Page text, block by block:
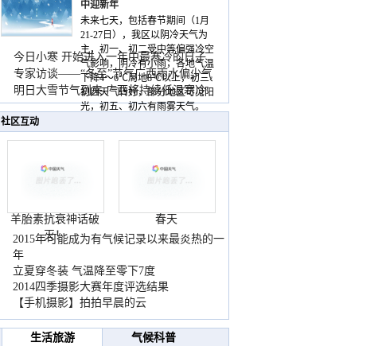
中迎新年
未来七天，包括春节期间（1月
21-27日），我区以阴冷天气为
主，初一、初二受中等偏强冷空
气影响，阴冷有小雨，各地气温
下降4～6℃局地8℃以上，初三、
初四天气转好，部分地区可见阳
光，初五、初六有雨雾天气。
今日小寒 开始进入一年中最寒冷的日子
专家访谈——“冬至”节气广西雨水偏少气
温低
明日大雪节气到来 广西将持续低温寒冷
天气
社区互动
羊胎素抗衰神话破
灭！
春天
2015年可能成为有气候记录以来最炎热的一
年
立夏穿冬装 气温降至零下7度
2014四季摄影大赛年度评选结果
【手机摄影】拍拍早晨的云
生活旅游 气候科普